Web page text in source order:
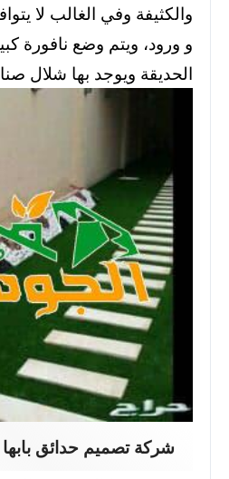
والكثيفة وفي الغالب لا
و ورود، ويتم وضع نافورة
الحديقة ويوجد بها شلال
شركة تصميم حدائق بابها